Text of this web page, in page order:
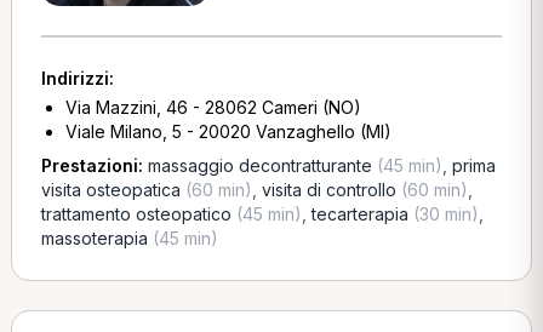
Indirizzi:
Via Mazzini, 46 - 28062 Cameri (NO)
Viale Milano, 5 - 20020 Vanzaghello (MI)
Prestazioni: massaggio decontratturante (45 min) prima
visita osteopatica (60 min) visita di controllo (60 min)
trattamento osteopatico (45 min) ,tecarterapia (30 min)
massoterapia (45 min)